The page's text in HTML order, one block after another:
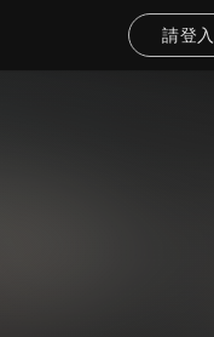
請登入